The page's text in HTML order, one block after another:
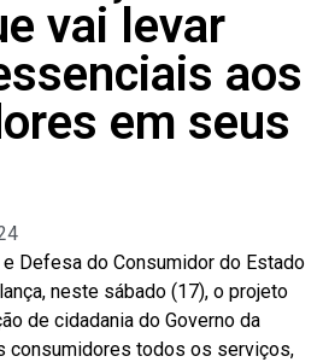
vai levar
aos
em seus
Defesa do Consumidor do Estado
neste sábado (17), o projeto
de cidadania do Governo da
consumidores todos os serviços,